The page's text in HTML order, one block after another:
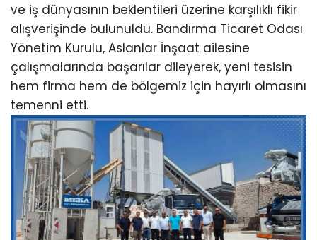
ve iş dünyasının beklentileri üzerine karşılıklı fikir
alışverişinde bulunuldu. Bandırma Ticaret Odası
Yönetim Kurulu, Aslanlar İnşaat ailesine
çalışmalarında başarılar dileyerek, yeni tesisin
hem firma hem de bölgemiz için hayırlı olmasını
temenni etti.